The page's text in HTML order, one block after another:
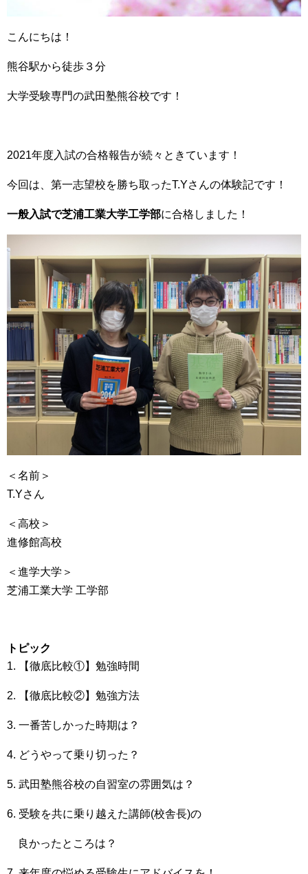
こんにちは！
熊谷駅から徒歩３分
大学受験専門の武田塾熊谷校です！
2021年度入試の合格報告が続々ときています！
今回は、第一志望校を勝ち取ったT.Yさんの体験記です！
一般入試で芝浦工業大学工学部に合格しました！
＜名前＞
T.Yさん
＜高校＞
進修館高校
＜進学大学＞
芝浦工業大学 工学部
トピック
1. 【徹底比較①】勉強時間
2. 【徹底比較②】勉強方法
3. 一番苦しかった時期は？
4. どうやって乗り切った？
5. 武田塾熊谷校の自習室の雰囲気は？
6. 受験を共に乗り越えた講師(校舎長)の
良かったところは？